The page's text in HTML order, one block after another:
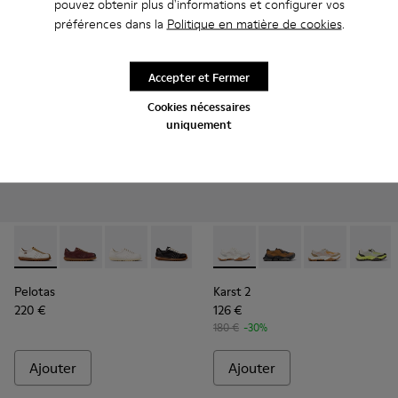
pouvez obtenir plus d'informations et configurer vos
préférences dans la Politique en matière de cookies.
Cookies nécessaires
uniquement
Accepter et Fermer
Pelotas - K201758-010 - Chaussures en daim et en cuir
Pelotas - K201758-007
Pelotas - K201758-003
Pelotas - K201758-001
Pelotas
220 €
Ajouter
Karst 2 - K201837-009 -
Karst 2 - K201837-010
Karst 2 -Karst
Karst 2
126 €
180 € -30%
Ajouter